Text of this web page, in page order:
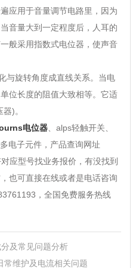
应用于音量调节电路里，因为
音量大到一定程度后，人耳的
般采用指数式电位器，使声音
旋转角度成直线关系。当电
位长度的阻值大致相等。它适
)。
电位器、alps轻触开关、
电子元件，产品查询网址
应型号找业务报价，有没找到
也可直接在线或者是电话咨询
，全国免费服务热线
及常见问题分析
常维护及电流相关问题